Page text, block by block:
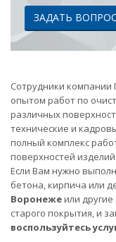
ЗАДАТЬ ВОПРОС
Сотрудники
опытом работ по
различных
технические и
полный комплекс
поверхностей
Если Вам нужно
бетона, кирпича или
Воронежеили
старого покрытия, и
воспользуйтесь